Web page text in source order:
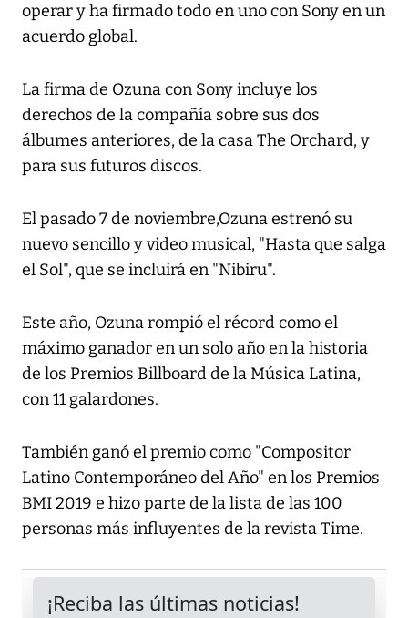
operar y ha firmado todo en uno con Sony en un
acuerdo global.
La firma de Ozuna con Sony incluye los
derechos de la compañía sobre sus dos
álbumes anteriores, de la casa The Orchard, y
para sus futuros discos.
El pasado 7 de noviembre,Ozuna estrenó su
nuevo sencillo y video musical, "Hasta que salga
el Sol", que se incluirá en "Nibiru".
Este año, Ozuna rompió el récord como el
máximo ganador en un solo año en la historia
de los Premios Billboard de la Música Latina,
con 11 galardones.
También ganó el premio como "Compositor
Latino Contemporáneo del Año" en los Premios
BMI 2019 e hizo parte de la lista de las 100
personas más influyentes de la revista Time.